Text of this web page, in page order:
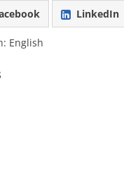
LinkedIn
English